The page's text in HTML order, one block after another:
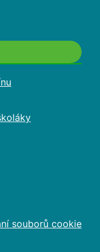
souborů cookie